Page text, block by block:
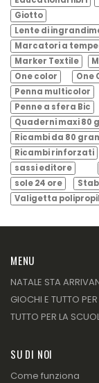
Giotto
Lente di
Marcatori a
Marker Textile
One color
One
Penna multicolor
Penne a sfera Bic
Quaderni maxi 80
Ricambi da 80
Ricambi rinforzati
sassi editore
sole 24 ore
Valigetta
MENU
NATALE STA
GIOCHI E TUTTO
TUTTO PER LA
SU DI NOI
Come funziona